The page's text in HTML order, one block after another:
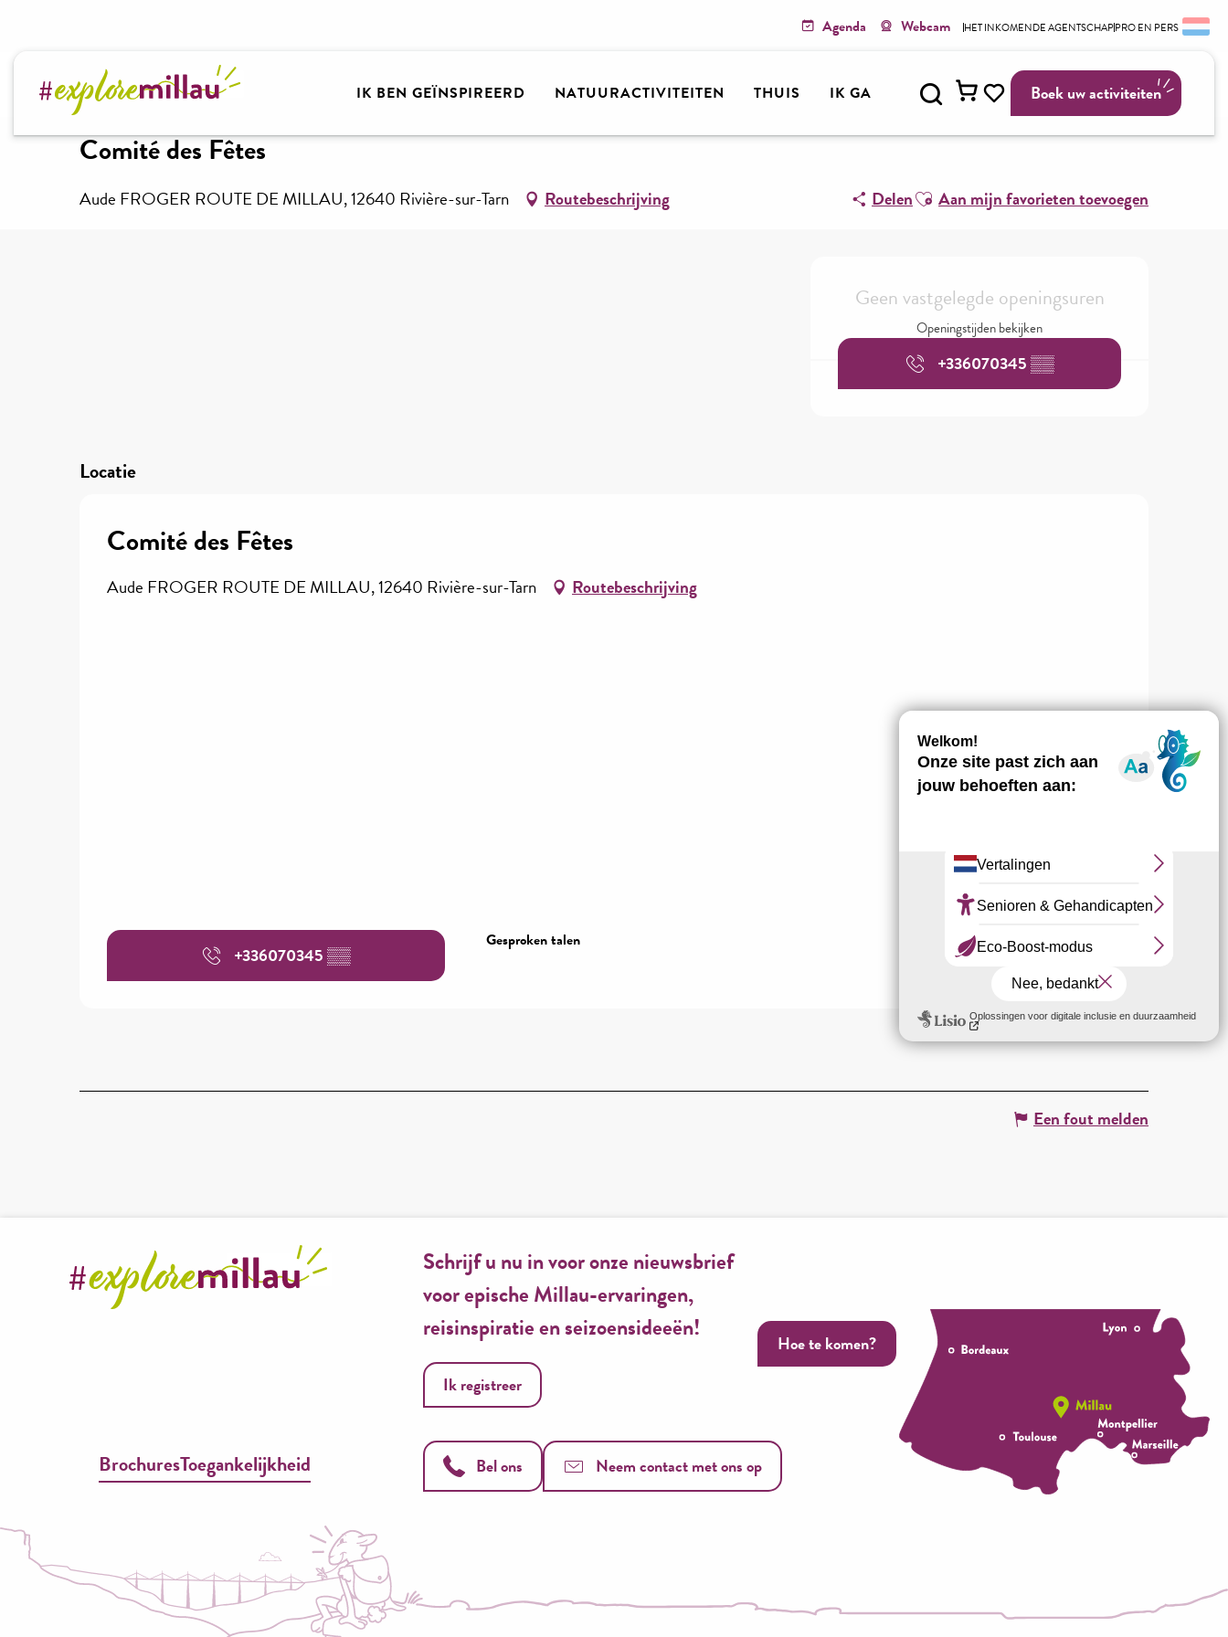
contenu
principal
Boek uw activiteiten
Voir les favoris
Zoek op
Agenda Webcam HET INKOMENDE AGENTSCHAPPRO EN PERS
IK BEN GEÏNSPIREERD NATUURACTIVITEITEN THUIS IK GA
Welkom bij Millau Grands Causses – Gorges du Tarn
Comité des Fêtes
Aude FROGER ROUTE DE MILLAU, 12640 Rivière-sur-Tarn Routebeschrijving DelenAjouter aux favoris
Aan mijn favorieten toevoegen
Openingstijden en
Geen vastgelegde openingsuren
Openingstijden bekijken
+336070345▒▒
Locatie
Comité des Fêtes
Aude FROGER ROUTE DE MILLAU, 12640 Rivière-sur-Tarn Routebeschrijving
+336070345▒▒
Gesproken talen
Gesproken talen
Een fout melden
BrochuresToegankelijkheid
Schrijf u nu in voor onze nieuwsbrief
voor epische Millau-ervaringen,
reisinspiratie en seizoensideeën!
Ik registreer
Bel ons Neem contact met ons op
Hoe te komen?